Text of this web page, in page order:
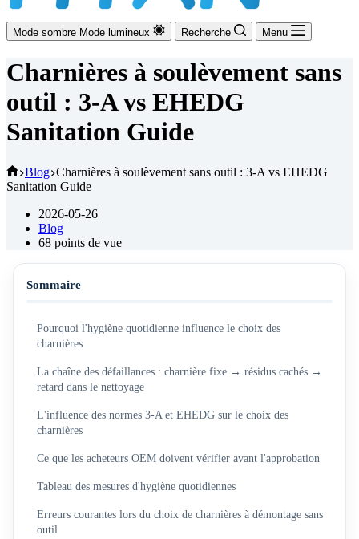
Mode sombre Mode lumineux Recherche Menu
Charnières à soulèvement sans
outil : 3-A vs EHEDG
Sanitation Guide
Accueil
Blog Charnières à soulèvement sans outil : 3-A vs EHEDG
Sanitation Guide
2026-05-26
Blog
68 points de vue
Sommaire
Pourquoi l'hygiène quotidienne influence le choix des
charnières
La chaîne des défaillances : charnière fixe → résidus cachés →
retard dans le nettoyage
L'influence des normes 3-A et EHEDG sur le choix des
charnières
Ce que les acheteurs OEM doivent vérifier avant l'approbation
Tableau des mesures d'hygiène quotidiennes
Erreurs courantes lors du choix de charnières à démontage sans
outil